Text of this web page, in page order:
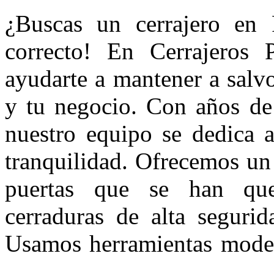
¿Buscas un cerrajero en
correcto! En Cerrajeros
ayudarte a mantener a
y tu negocio. Con años
nuestro equipo se dedica
tranquilidad. Ofrecemos
puertas que se han
cerraduras de alta
Usamos herramientas